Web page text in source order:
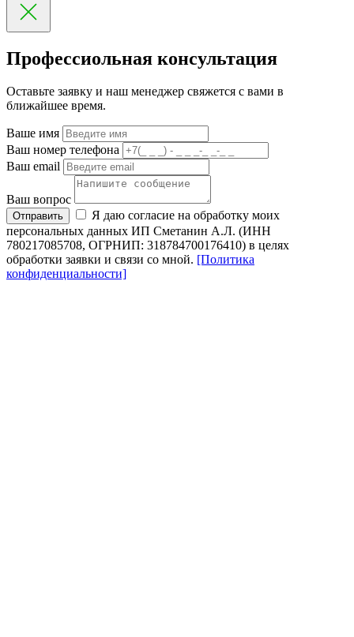
Профессиольная консультация
Оставьте заявку и наш менеджер свяжется с вами в
ближайшее время.
Ваше имя
Ваш номер телефона
Ваш email
Ваш вопрос
Отправить
Я даю согласие на обработку моих
персональных данных ИП Сметанин А.Л. (ИНН
780217085708, ОГРНИП: 318784700176410) в целях
обработки заявки и связи со мной. [Политика
конфиденциальности]